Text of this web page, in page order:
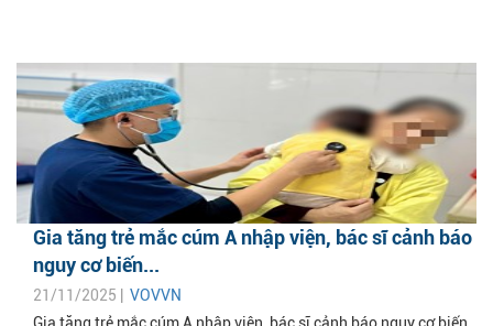
Gia tăng trẻ mắc cúm A nhập viện, bác sĩ cảnh báo
nguy cơ biến...
21/11/2025 | VOVVN
Gia tăng trẻ mắc cúm A nhập viện, bác sĩ cảnh báo nguy cơ biến